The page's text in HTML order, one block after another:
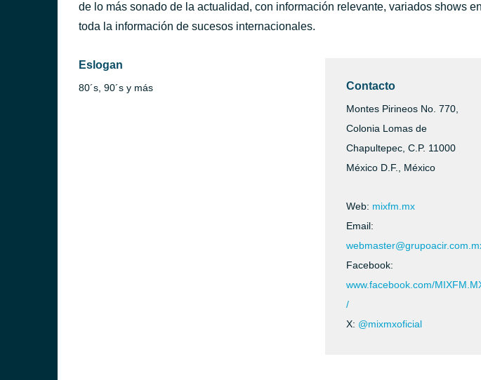
de lo más sonado de la actualidad, con información relevante, variados shows
toda la información de sucesos internacionales.
Eslogan
80´s, 90´s y más Contacto
Montes Pirineos No. 770,
Colonia Lomas de
Chapultepec, C.P. 11000
México D.F., México
Web: mixfm.mx
Email:
Facebook:
www.facebook.com/
/
X: @mixmxoficial